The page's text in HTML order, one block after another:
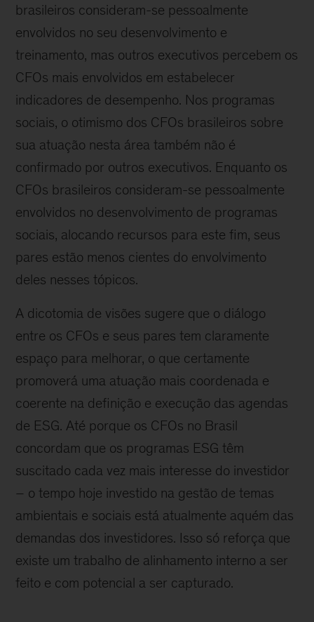
brasileiros consideram-se pessoalmente
envolvidos no seu desenvolvimento e
treinamento, mas outros executivos percebem os
CFOs mais envolvidos em estabelecer
indicadores de desempenho. Nos programas
sociais, o otimismo dos CFOs brasileiros sobre
sua atuação nesta área também não é
confirmado por outros executivos. Enquanto os
CFOs brasileiros consideram-se pessoalmente
envolvidos no desenvolvimento de programas
sociais, alocando recursos para este fim, seus
pares estão menos cientes do envolvimento
deles nesses tópicos.
A dicotomia de visões sugere que o diálogo
entre os CFOs e seus pares tem claramente
espaço para melhorar, o que certamente
promoverá uma atuação mais coordenada e
coerente na definição e execução das agendas
de ESG. Até porque os CFOs no Brasil
concordam que os programas ESG têm
suscitado cada vez mais interesse do investidor
– o tempo hoje investido na gestão de temas
ambientais e sociais está atualmente aquém das
demandas dos investidores. Isso só reforça que
existe um trabalho de alinhamento interno a ser
feito e com potencial a ser capturado.